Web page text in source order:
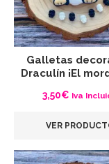
Galletas
Draculín ¡El
3,50€ Iva
VER